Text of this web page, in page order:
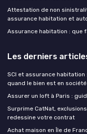
Attestation de non
assurance habitation et
Assurance habitation : que
Les derniers
SCI et assurance
quand le bien est en société
Assurer un loft à Paris :
Surprime CatNat,
redessine votre contrat
Achat maison en Île de